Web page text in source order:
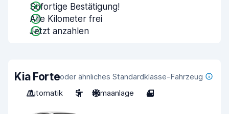
Sofortige Bestätigung!
Alle Kilometer frei
Jetzt anzahlen
Kia Forteoder ähnliches Standardklasse-Fahrzeug
Automatik
5 Klimaanlage 4